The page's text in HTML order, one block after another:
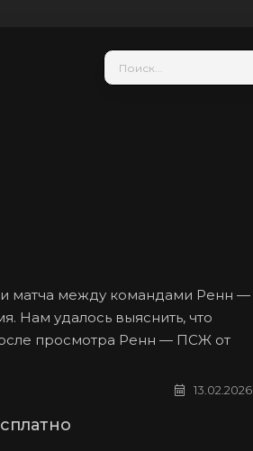
матча между командами Ренн —
Нам удалось выяснить, что
просмотра Ренн — ПСЖ от
13.02.2026